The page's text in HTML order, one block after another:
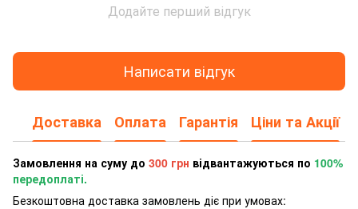
Додайте перший відгук
Написати відгук
Доставка Оплата Гарантія Ціни та Акції
Замовлення на суму до 300 грн відвантажуються по 100%
передоплаті.
Безкоштовна доставка замовлень діє при умовах: